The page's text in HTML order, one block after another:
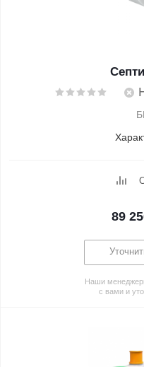
89
Наши
с вами и